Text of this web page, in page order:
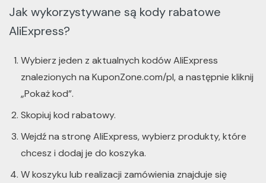
Jak wykorzystywane są kody rabatowe
AliExpress?
Wybierz jeden z aktualnych kodów AliExpress
znalezionych na KuponZone.com/pl, a następnie kliknij
„Pokaż kod”.
Skopiuj kod rabatowy.
Wejdź na stronę AliExpress, wybierz produkty, które
chcesz i dodaj je do koszyka.
W koszyku lub realizacji zamówienia znajduje się